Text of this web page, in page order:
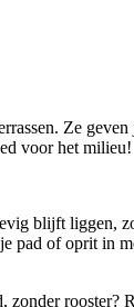
Ze
voor het milieu!
blijft
of oprit in